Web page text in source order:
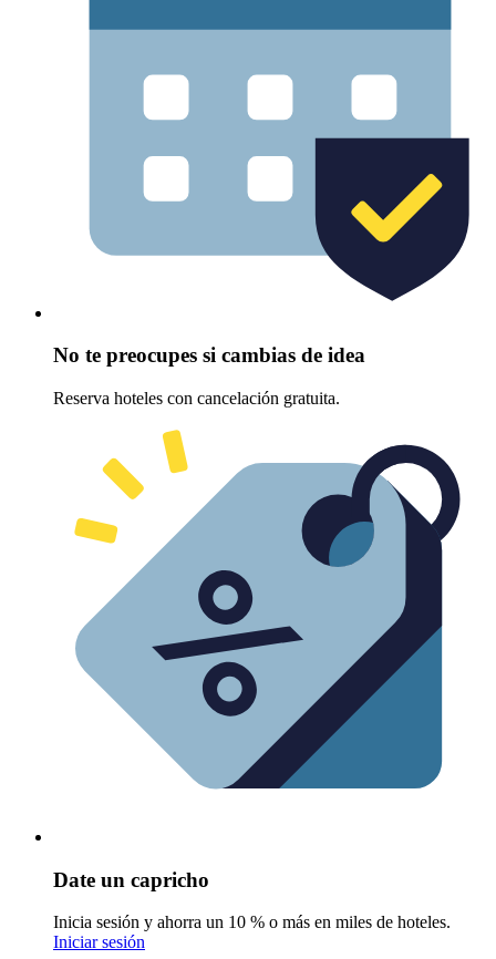
No te preocupes si cambias de idea
Reserva hoteles con cancelación gratuita.
Date un capricho
Inicia sesión y ahorra un 10 % o más en miles de hoteles.
Iniciar sesión